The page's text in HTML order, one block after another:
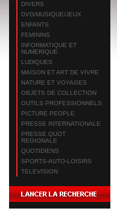
DIVERS
DVD/MUSIQUE/JEUX
ENFANTS
FEMININS
INFORMATIQUE ET
NUMERIQUE
LUDIQUES
MAISON ET ART DE VIVRE
NATURE ET VOYAGES
OBJETS DE COLLECTION
OUTILS PROFESSIONNELS
PICTURE PEOPLE
PRESSE INTERNATIONALE
PRESSE QUOT
REGIONALE
QUOTIDIENS
SPORTS-AUTO-LOISIRS
TELEVISION